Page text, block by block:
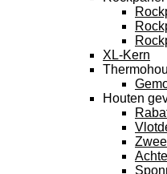
XL-Kern
Houten